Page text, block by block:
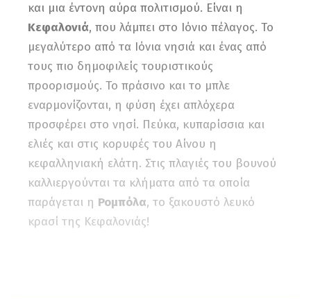
και μια έντονη αύρα πολιτισμού. Είναι η
Κεφαλονιά, που λάμπει στο Ιόνιο πέλαγος. Το
μεγαλύτερο από τα Ιόνια νησιά και ένας από
τους πιο δημοφιλείς τουριστικούς
προορισμούς. Το πράσινο και το μπλε
εναρμονίζονται, η φύση έχει απλόχερα
προσφέρει στο νησί. Πεύκα, κυπαρίσσια και
ελιές και στις κορυφές του Αίνου η
κεφαλληνιακή ελάτη. Στις πλαγιές του βουνού
καλλιεργούνται τα κλήματα από τα οποία
παράγεται η Ρομπόλα, το ξακουστό λευκό
κρασί της Κεφαλονιάς!